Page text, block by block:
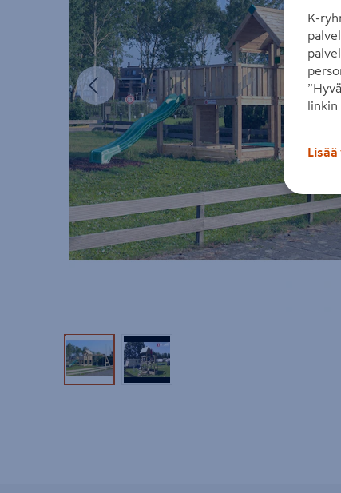
Edellinen
Tuotekuva 1Tuotekuva 2
K-
linkin